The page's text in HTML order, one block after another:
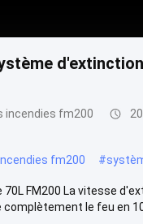
incendies fm200
fm200 #
FM200 La vitesse
le feu en 10